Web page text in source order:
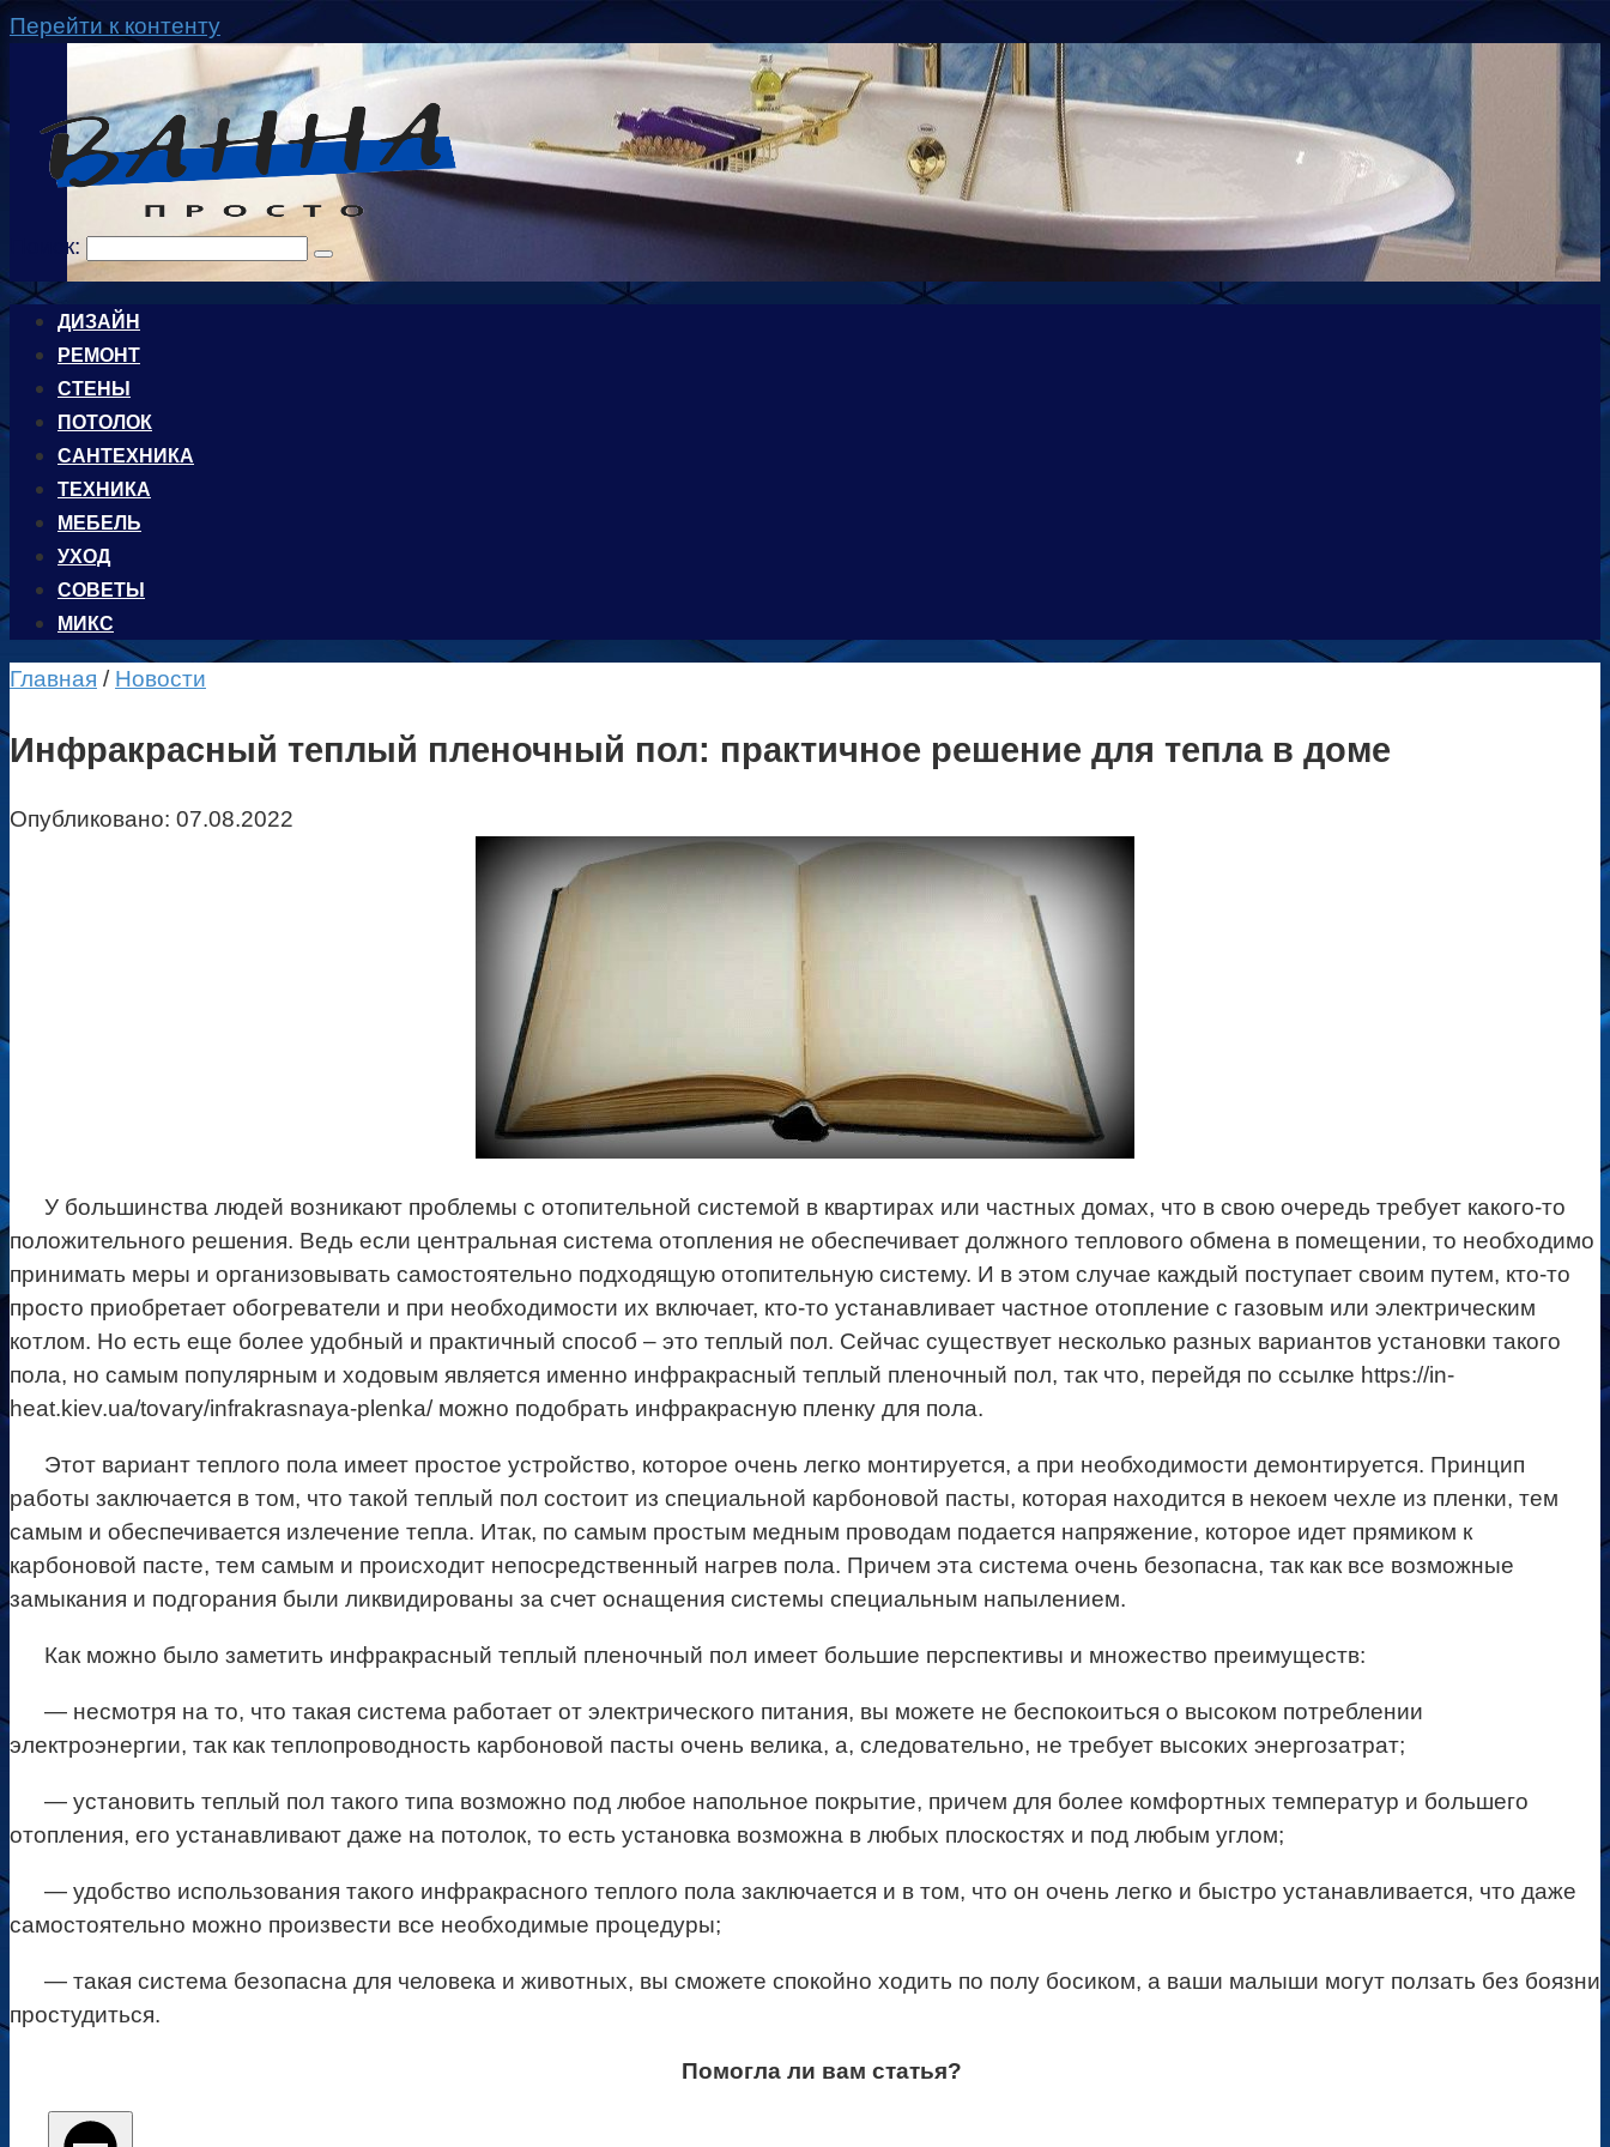
Перейти к контенту
Поиск:
ДИЗАЙН
РЕМОНТ
СТЕНЫ
ПОТОЛОК
САНТЕХНИКА
ТЕХНИКА
МЕБЕЛЬ
УХОД
CОВЕТЫ
МИКС
Главная / Новости
Инфракрасный теплый пленочный пол: практичное решение для тепла в доме
Опубликовано: 07.08.2022
У большинства людей возникают проблемы с отопительной системой в квартирах или частных домах, что в свою очередь требует какого-то
положительного решения. Ведь если центральная система отопления не обеспечивает должного теплового обмена в помещении, то необходимо
принимать меры и организовывать самостоятельно подходящую отопительную систему. И в этом случае каждый поступает своим путем, кто-то
просто приобретает обогреватели и при необходимости их включает, кто-то устанавливает частное отопление с газовым или электрическим
котлом. Но есть еще более удобный и практичный способ – это теплый пол. Сейчас существует несколько разных вариантов установки такого
пола, но самым популярным и ходовым является именно инфракрасный теплый пленочный пол, так что, перейдя по ссылке https://in-
heat.kiev.ua/tovary/infrakrasnaya-plenka/ можно подобрать инфракрасную пленку для пола.
Этот вариант теплого пола имеет простое устройство, которое очень легко монтируется, а при необходимости демонтируется. Принцип
работы заключается в том, что такой теплый пол состоит из специальной карбоновой пасты, которая находится в некоем чехле из пленки, тем
самым и обеспечивается излечение тепла. Итак, по самым простым медным проводам подается напряжение, которое идет прямиком к
карбоновой пасте, тем самым и происходит непосредственный нагрев пола. Причем эта система очень безопасна, так как все возможные
замыкания и подгорания были ликвидированы за счет оснащения системы специальным напылением.
Как можно было заметить инфракрасный теплый пленочный пол имеет большие перспективы и множество преимуществ:
— несмотря на то, что такая система работает от электрического питания, вы можете не беспокоиться о высоком потреблении
электроэнергии, так как теплопроводность карбоновой пасты очень велика, а, следовательно, не требует высоких энергозатрат;
— установить теплый пол такого типа возможно под любое напольное покрытие, причем для более комфортных температур и большего
отопления, его устанавливают даже на потолок, то есть установка возможна в любых плоскостях и под любым углом;
— удобство использования такого инфракрасного теплого пола заключается и в том, что он очень легко и быстро устанавливается, что даже
самостоятельно можно произвести все необходимые процедуры;
— такая система безопасна для человека и животных, вы сможете спокойно ходить по полу босиком, а ваши малыши могут ползать без боязни
простудиться.
Помогла ли вам статья?